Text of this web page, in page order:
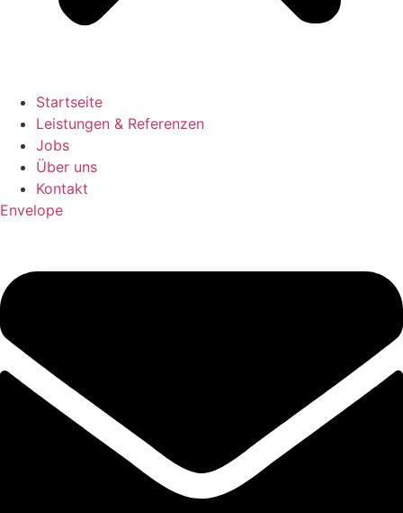
Startseite
Leistungen & Referenzen
Jobs
Über uns
Kontakt
Envelope